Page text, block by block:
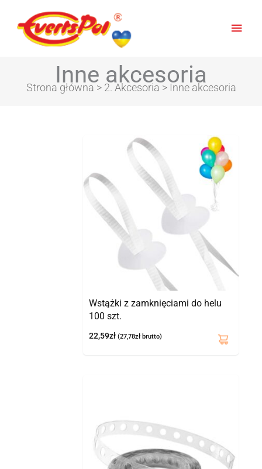
Inne akcesoria
Strona główna > 2. Akcesoria > Inne akcesoria
Wstążki z zamknięciami do helu
100 szt.
22,59zł (27,78zł brutto)